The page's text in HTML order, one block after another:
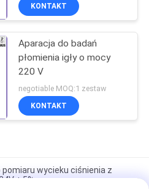
KONTAKT
Aparacja do badań
płomienia igły o mocy
220 V
negotiable MOQ:1 zestaw
KONTAKT
pomiaru wycieku ciśnienia z
± 5%